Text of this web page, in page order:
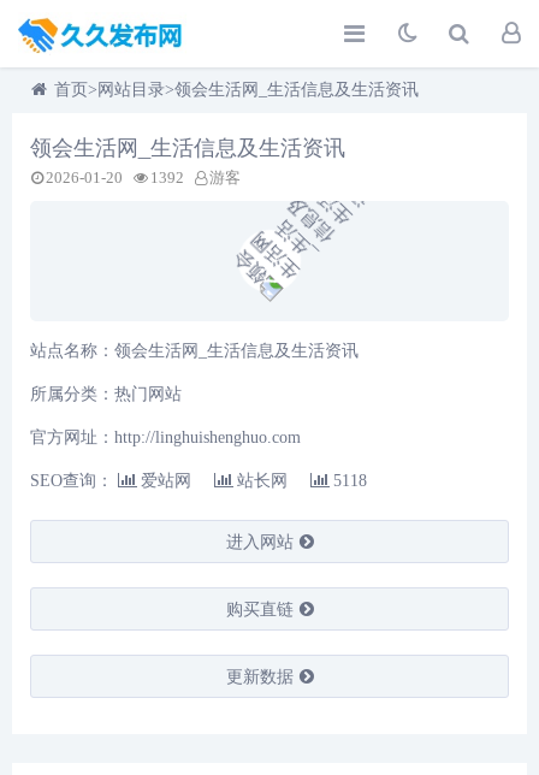
首页 > 网站目录>领会生活网_生活信息及生活资讯
领会生活网_生活信息及生活资讯
2026-01-20 1392 游客
站点名称：领会生活网_生活信息及生活资讯
所属分类： 热门网站
官方网址：http://linghuishenghuo.com
SEO查询： 爱站网 站长网 5118
进入网站
购买直链
更新数据